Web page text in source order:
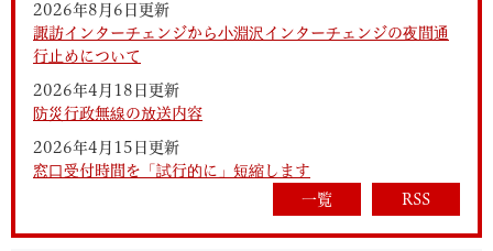
2026年8月6日更新
諏訪インターチェンジから小淵沢インターチェンジの夜間通
行止めについて
2026年4月18日更新
防災行政無線の放送内容
2026年4月15日更新
窓口受付時間を「試行的に」短縮します
一覧
RSS